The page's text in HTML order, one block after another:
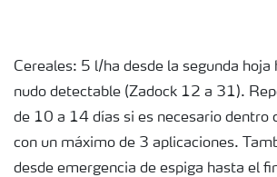
Cereales: 5 l/ha desde la segunda hoja
nudo detectable (Zadock 12 a 31).
de 10 a 14 días si es necesario dentro
con un máximo de 3 aplicaciones.
desde emergencia de espiga hasta el